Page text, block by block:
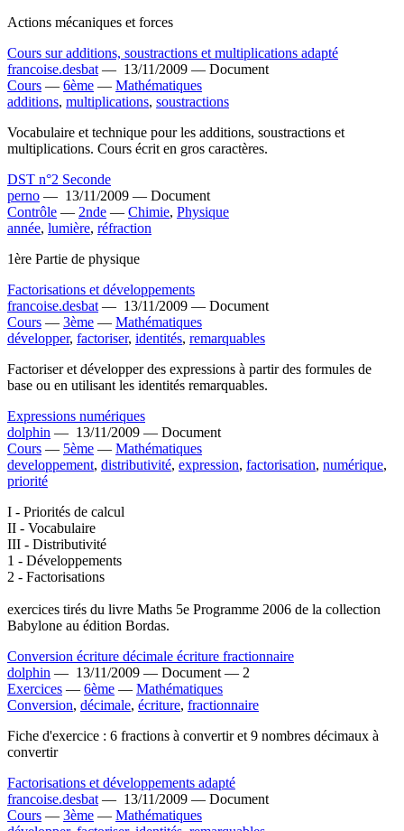
Actions mécaniques et forces
Cours sur additions, soustractions et multiplications adapté
francoise.desbat — 13/11/2009 — Document
Cours — 6ème — Mathématiques
additions, multiplications, soustractions
Vocabulaire et technique pour les additions, soustractions et
multiplications. Cours écrit en gros caractères.
DST n°2 Seconde
perno — 13/11/2009 — Document
Contrôle — 2nde — Chimie, Physique
année, lumière, réfraction
1ère Partie de physique
Factorisations et développements
francoise.desbat — 13/11/2009 — Document
Cours — 3ème — Mathématiques
développer, factoriser, identités, remarquables
Factoriser et développer des expressions à partir des formules de
base ou en utilisant les identités remarquables.
Expressions numériques
dolphin — 13/11/2009 — Document
Cours — 5ème — Mathématiques
developpement, distributivité, expression, factorisation, numérique,
priorité
I - Priorités de calcul
II - Vocabulaire
III - Distributivité
1 - Développements
2 - Factorisations
exercices tirés du livre Maths 5e Programme 2006 de la collection
Babylone au édition Bordas.
Conversion écriture décimale écriture fractionnaire
dolphin — 13/11/2009 — Document — 2
Exercices — 6ème — Mathématiques
Conversion, décimale, écriture, fractionnaire
Fiche d'exercice : 6 fractions à convertir et 9 nombres décimaux à
convertir
Factorisations et développements adapté
francoise.desbat — 13/11/2009 — Document
Cours — 3ème — Mathématiques